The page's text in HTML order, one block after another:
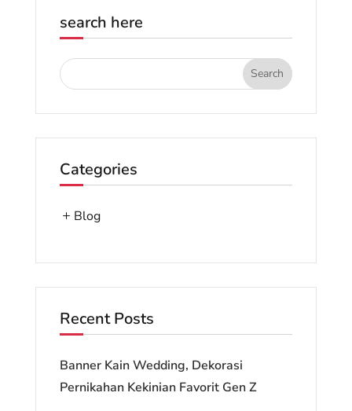
search here
Categories
Blog
Recent Posts
Banner Kain Wedding, Dekorasi
Pernikahan Kekinian Favorit Gen Z